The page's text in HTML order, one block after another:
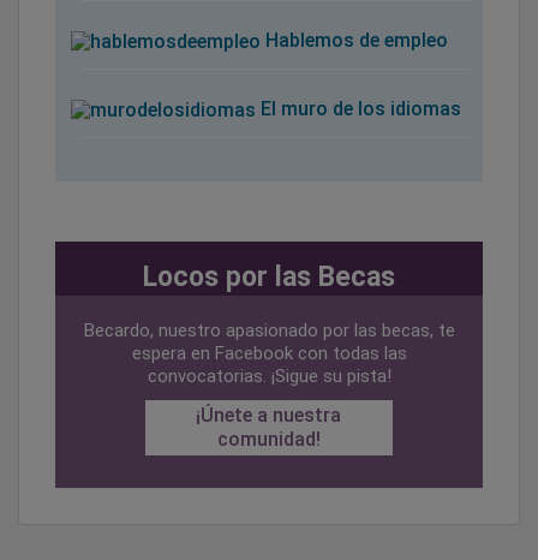
Hablemos de empleo
El muro de los idiomas
Locos por las Becas
Becardo, nuestro apasionado por las becas, te
espera en Facebook con todas las
convocatorias. ¡Sigue su pista!
¡Únete a nuestra
comunidad!